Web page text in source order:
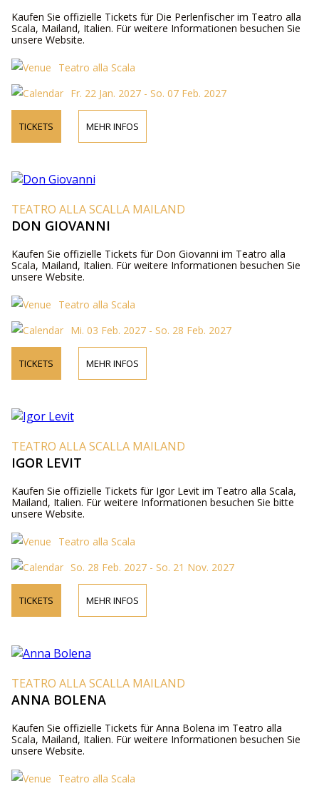
Kaufen Sie offizielle Tickets für Die Perlenfischer im Teatro alla
Scala, Mailand, Italien. Für weitere Informationen besuchen Sie
unsere Website.
Teatro alla Scala
Fr. 22 Jan. 2027 - So. 07 Feb. 2027
TICKETS MEHR INFOS
TEATRO ALLA SCALLA MAILAND
DON GIOVANNI
Kaufen Sie offizielle Tickets für Don Giovanni im Teatro alla
Scala, Mailand, Italien. Für weitere Informationen besuchen Sie
unsere Website.
Teatro alla Scala
Mi. 03 Feb. 2027 - So. 28 Feb. 2027
TICKETS MEHR INFOS
TEATRO ALLA SCALLA MAILAND
IGOR LEVIT
Kaufen Sie offizielle Tickets für Igor Levit im Teatro alla Scala,
Mailand, Italien. Für weitere Informationen besuchen Sie bitte
unsere Website.
Teatro alla Scala
So. 28 Feb. 2027 - So. 21 Nov. 2027
TICKETS MEHR INFOS
TEATRO ALLA SCALLA MAILAND
ANNA BOLENA
Kaufen Sie offizielle Tickets für Anna Bolena im Teatro alla
Scala, Mailand, Italien. Für weitere Informationen besuchen Sie
unsere Website.
Teatro alla Scala